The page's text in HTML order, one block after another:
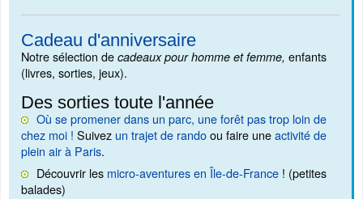
Cadeau d'anniversaire
Notre sélection de cadeaux pour homme et femme, enfants
(livres, sorties, jeux).
Des sorties toute l'année
Où se promener dans un parc, une forêt pas trop loin de
chez moi ! Suivez un trajet de randoou faire uneactivité de
plein air à Paris.
Découvrir les micro-aventures en Île-de-France ! (petites
balades)